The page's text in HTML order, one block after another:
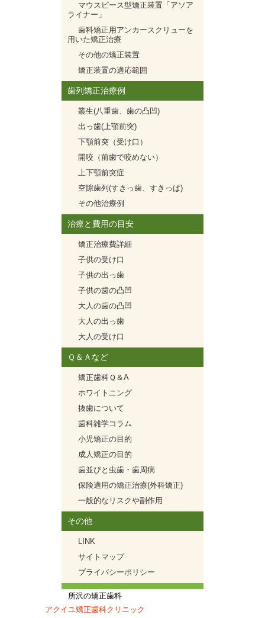
マウスピース型矯正装置「アソア
ライナー」
歯科矯正用アンカースクリューを
用いた矯正治療
その他の矯正装置
矯正装置の適応範囲
歯列矯正治療例
叢生(八重歯、歯の凸凹)
出っ歯(上顎前突)
下顎前突（受け口）
開咬（前歯で咬めない）
上下顎前突症
空隙歯列(すきっ歯、すきっぱ)
その他治療例
治療と費用の目安
矯正治療費詳細
子供の受け口
子供の出っ歯
子供の歯の凸凹
大人の歯の凸凹
大人の出っ歯
大人の受け口
Ｑ＆Ａなど
矯正歯科Ｑ＆A
ホワイトニング
抜歯について
歯科雑学コラム
小児矯正の目的
成人矯正の目的
歯並びと虫歯・歯周病
保険適用の矯正治療(外科矯正)
一般的なリスクや副作用
その他
LINK
サイトマップ
プライバシーポリシー
所沢の矯正歯科
アクイユ矯正歯科クリニック